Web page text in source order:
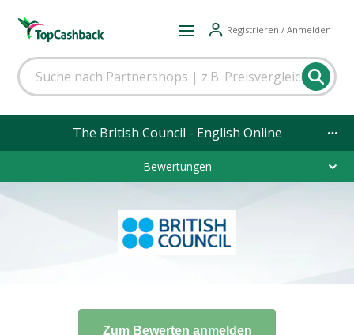
Registrieren / Anmelden
The British Council - English Online
Bewertungen